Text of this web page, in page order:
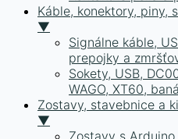
Káble, konektory, piny,
▼
Signálne káble,
prepojky a
Sokety, USB,
WAGO, XT60,
Zostavy, stavebnice a
▼
Zostavy s Arduino